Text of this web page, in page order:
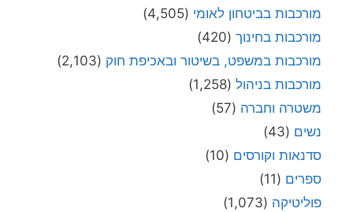
מורכבות בביטחון לאומי (4,505)
מורכבות בחינוך (420)
מורכבות במשפט, בשיטור ובאכיפת חוק (2,103)
מורכבות בניהול (1,258)
משטרה וחברה (57)
נשים (43)
סדנאות וקורסים (10)
ספרים (11)
פוליטיקה (1,073)